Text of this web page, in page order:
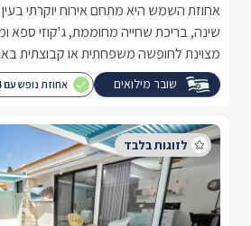
שינה, בריכת שחייה מחוממת, ג'קוזי ספא
מצוינת לחופשה משפחתית או קבוצתית
המערבי.שובר מילואים אחוזת נופש עם 4 חדרי שינה